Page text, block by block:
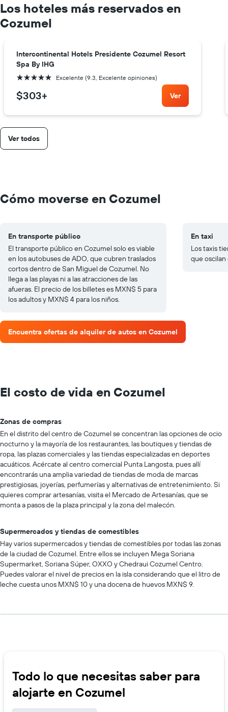
Los hoteles más reservados en
Cozumel
Intercontinental Hotels Presidente Cozumel Resort
Spa By IHG
5 estrellas Excelente (9.3, Excelente opiniones)
$303+ Ver
Ver todos
Cómo moverse en Cozumel
En transporte público
El transporte público en Cozumel solo es viable
en los autobuses de ADO, que cubren traslados
cortos dentro de San Miguel de Cozumel. No
llega a las playas ni a las atracciones de las
afueras. El precio de los billetes es MXN$ 5 para
los adultos y MXN$ 4 para los niños.
En taxi
Los taxis
que
Encuentra ofertas de alquiler de autos en Cozumel
El costo de vida en Cozumel
Zonas de compras
En el distrito del centro de Cozumel se concentran las opciones de ocio
nocturno y la mayoría de los restaurantes, las boutiques y tiendas de
ropa, las plazas comerciales y las tiendas especializadas en deportes
acuáticos. Acércate al centro comercial Punta Langosta, pues allí
encontrarás una amplia variedad de tiendas de moda de marcas
prestigiosas, joyerías, perfumerías y alternativas de entretenimiento. Si
quieres comprar artesanías, visita el Mercado de Artesanías, que se
monta a pasos de la plaza principal y la zona del malecón.
Supermercados y tiendas de comestibles
Hay varios supermercados y tiendas de comestibles por todas las zonas
de la ciudad de Cozumel. Entre ellos se incluyen Mega Soriana
Supermarket, Soriana Súper, OXXO y Chedraui Cozumel Centro.
Puedes valorar el nivel de precios en la isla considerando que el litro de
leche cuesta unos MXN$ 10 y una docena de huevos MXN$ 9.
Todo lo que necesitas saber para
alojarte en Cozumel